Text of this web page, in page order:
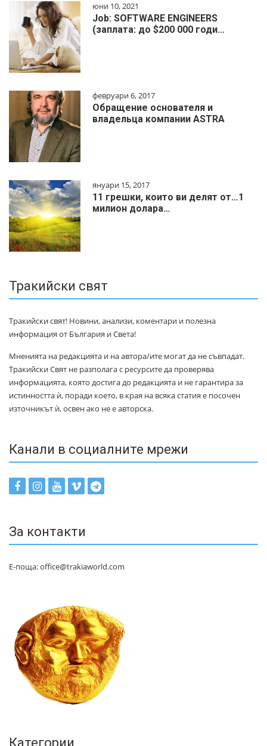
юни 10, 2021
Job: SOFTWARE ENGINEERS
(заплата: до $200 000 годи…
февруари 6, 2017
Обращение основателя и
владельца компании ASTRA
януари 15, 2017
11 грешки, които ви делят от…1
милиoн дoлapa…
Тракийски свят
Тракийски свят! Новини, анализи, коментари и полезна
информация от България и Света!
Мненията на редакцията и на автора/ите могат да не съвпадат.
Тракийски Свят не разполага с ресурсите да проверява
информацията, която достига до редакцията и не гарантира за
истинността ѝ, поради което, в края на всяка статия е посочен
източникът ѝ, освен ако не е авторска.
Канали в социалните мрежи
За контакти
Е-поща: office@trakiaworld.com
Категории